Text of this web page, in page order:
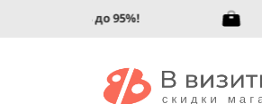
обувь до 95%!